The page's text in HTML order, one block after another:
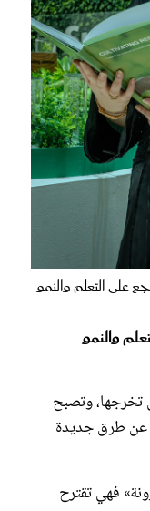
التعلم والنمو
والنمو
وتصبح
عن طرق جديدة
فهي تقترح